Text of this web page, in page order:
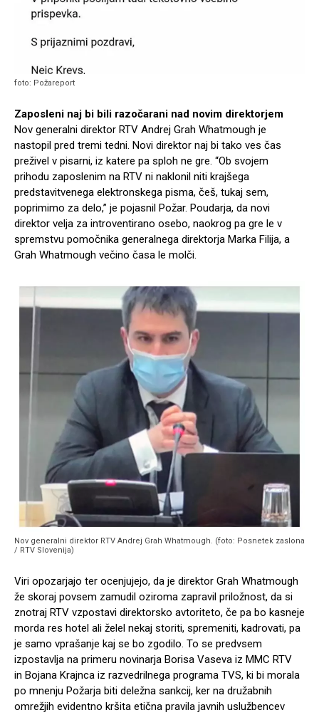
foto: Požareport
Zaposleni naj bi bili razočarani nad novim direktorjem
Nov generalni direktor RTV Andrej Grah Whatmough je
nastopil pred tremi tedni. Novi direktor naj bi tako ves čas
preživel v pisarni, iz katere pa sploh ne gre. “Ob svojem
prihodu zaposlenim na RTV ni naklonil niti krajšega
predstavitvenega elektronskega pisma, češ, tukaj sem,
poprimimo za delo,” je pojasnil Požar. Poudarja, da novi
direktor velja za introventirano osebo, naokrog pa gre le v
spremstvu pomočnika generalnega direktorja Marka Filija, a
Grah Whatmough večino časa le molči.
Nov generalni direktor RTV Andrej Grah Whatmough. (foto: Posnetek zaslona
/ RTV Slovenija)
Viri opozarjajo ter ocenjujejo, da je direktor Grah Whatmough
že skoraj povsem zamudil oziroma zapravil priložnost, da si
znotraj RTV vzpostavi direktorsko avtoriteto, če pa bo kasneje
morda res hotel ali želel nekaj storiti, spremeniti, kadrovati, pa
je samo vprašanje kaj se bo zgodilo. To se predvsem
izpostavlja na primeru novinarja Borisa Vaseva iz MMC RTV
in Bojana Krajnca iz razvedrilnega programa TVS, ki bi morala
po mnenju Požarja biti deležna sankcij, ker na družabnih
omrežjih evidentno kršita etična pravila javnih uslužbencev